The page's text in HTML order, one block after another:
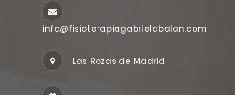
info@fisioterapiagabrielabalan.com
Las Rozas de Madrid